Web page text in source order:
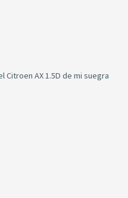
Citroen AX 1.5D de mi suegra